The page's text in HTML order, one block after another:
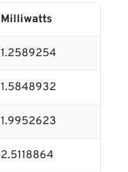
Milliwatts
1.2589254
1.5848932
1.9952623
2.5118864